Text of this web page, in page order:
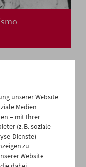
unserer Website
Medien
– mit Ihrer
(z. B. soziale
Dienste)
zu
Website